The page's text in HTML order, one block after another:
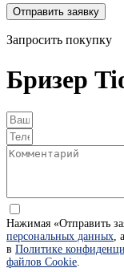
Отправить заявку
Запросить покупку
Бризер
Нажимая «Отправить
персональных данных,
в Политике
файлов Cookie.